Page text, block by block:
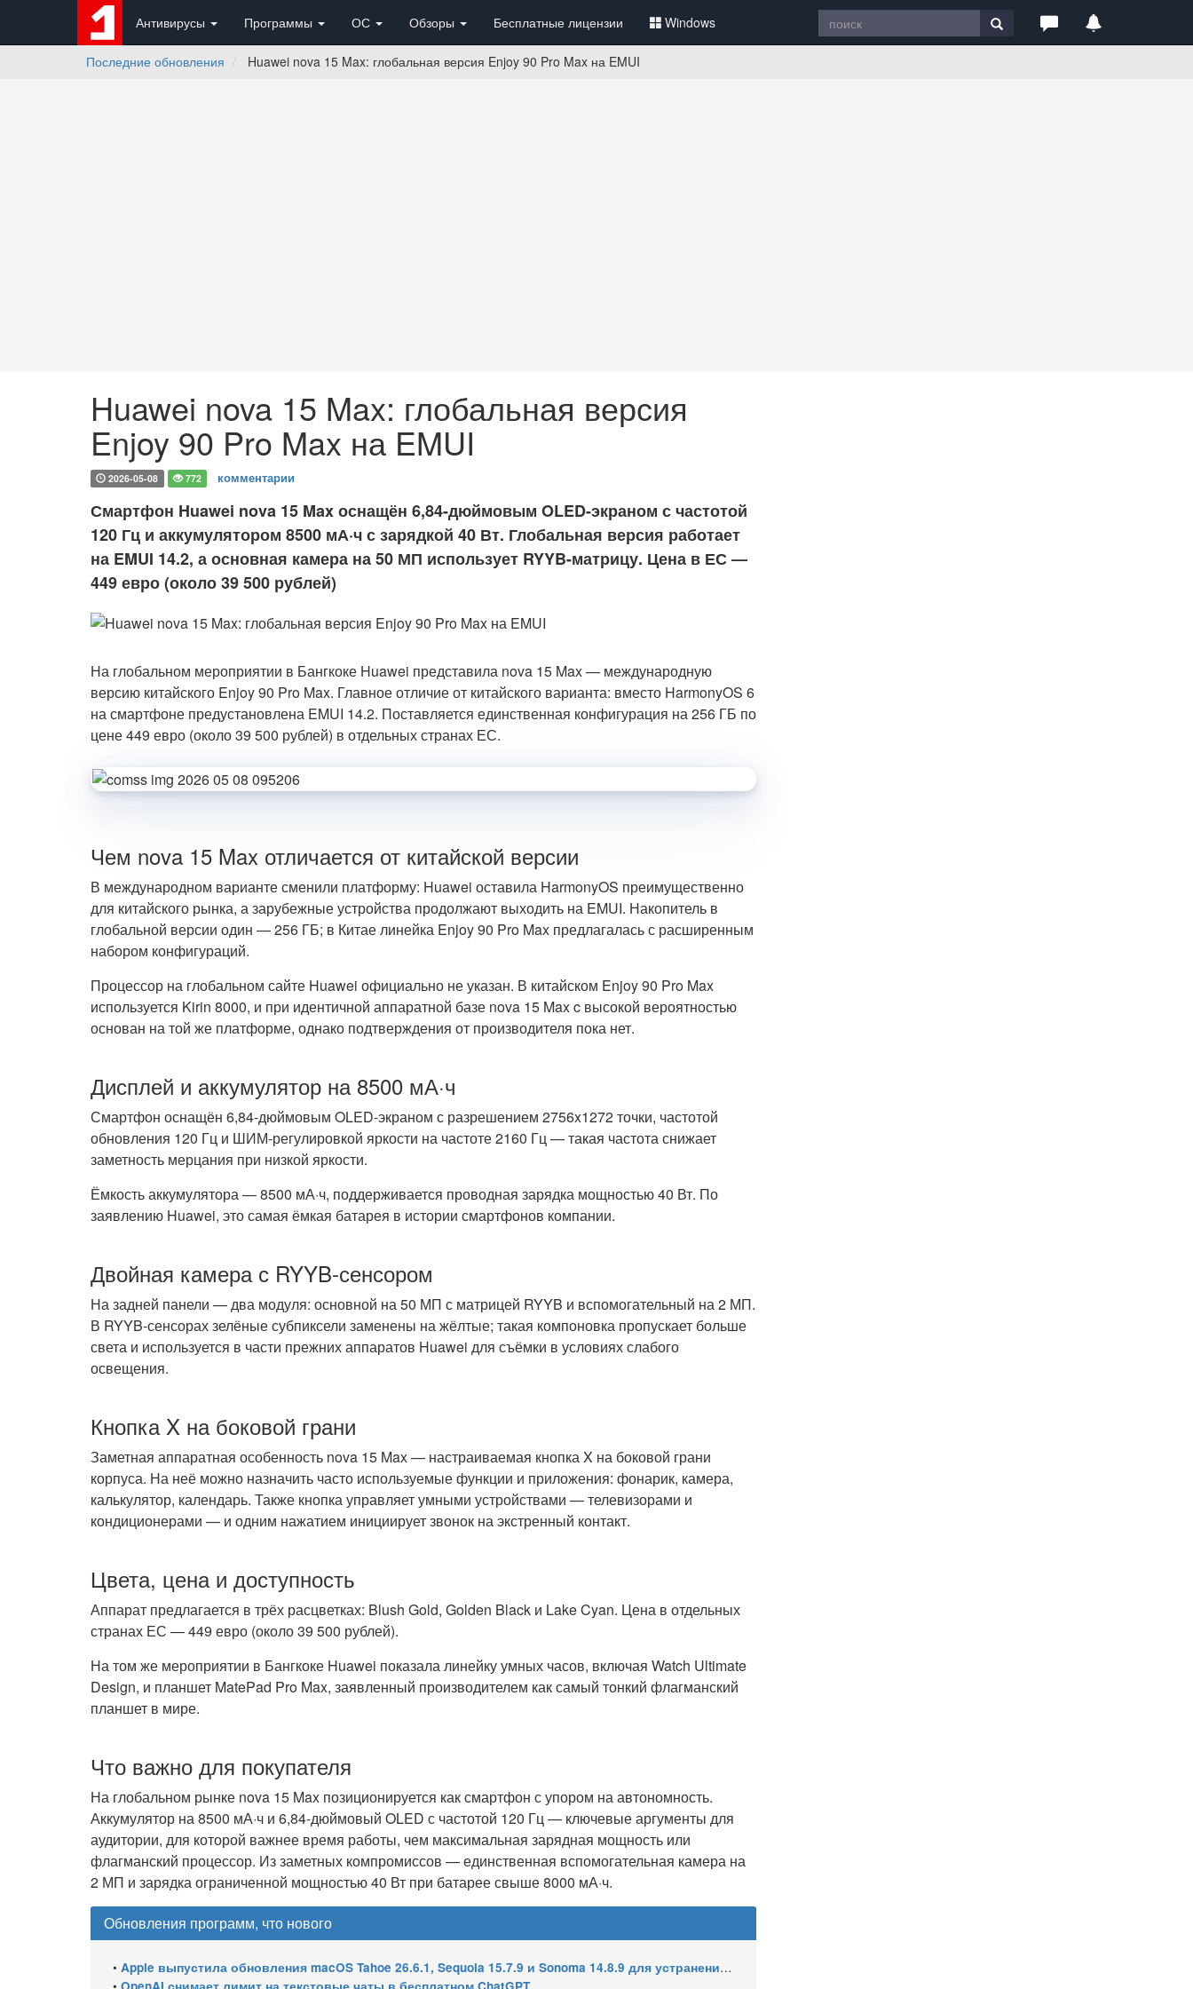
Антивирусы Программы ОС Обзоры Бесплатные лицензии Windows
Последние обновления Huawei nova 15 Max: глобальная версия Enjoy 90 Pro Max на EMUI
Huawei nova 15 Max: глобальная версия
Enjoy 90 Pro Max на EMUI
2026-05-08 772 комментарии
Смартфон Huawei nova 15 Max оснащён 6,84-дюймовым OLED-экраном с частотой
120 Гц и аккумулятором 8500 мА·ч с зарядкой 40 Вт. Глобальная версия работает
на EMUI 14.2, а основная камера на 50 МП использует RYYB-матрицу. Цена в ЕС —
449 евро (около 39 500 рублей)
На глобальном мероприятии в Бангкоке Huawei представила nova 15 Max — международную
версию китайского Enjoy 90 Pro Max. Главное отличие от китайского варианта: вместо HarmonyOS 6
на смартфоне предустановлена EMUI 14.2. Поставляется единственная конфигурация на 256 ГБ по
цене 449 евро (около 39 500 рублей) в отдельных странах ЕС.
Чем nova 15 Max отличается от китайской версии
В международном варианте сменили платформу: Huawei оставила HarmonyOS преимущественно
для китайского рынка, а зарубежные устройства продолжают выходить на EMUI. Накопитель в
глобальной версии один — 256 ГБ; в Китае линейка Enjoy 90 Pro Max предлагалась с расширенным
набором конфигураций.
Процессор на глобальном сайте Huawei официально не указан. В китайском Enjoy 90 Pro Max
используется Kirin 8000, и при идентичной аппаратной базе nova 15 Max c высокой вероятностью
основан на той же платформе, однако подтверждения от производителя пока нет.
Дисплей и аккумулятор на 8500 мА·ч
Смартфон оснащён 6,84-дюймовым OLED-экраном с разрешением 2756x1272 точки, частотой
обновления 120 Гц и ШИМ-регулировкой яркости на частоте 2160 Гц — такая частота снижает
заметность мерцания при низкой яркости.
Ёмкость аккумулятора — 8500 мА·ч, поддерживается проводная зарядка мощностью 40 Вт. По
заявлению Huawei, это самая ёмкая батарея в истории смартфонов компании.
Двойная камера с RYYB-сенсором
На задней панели — два модуля: основной на 50 МП с матрицей RYYB и вспомогательный на 2 МП.
В RYYB-сенсорах зелёные субпиксели заменены на жёлтые; такая компоновка пропускает больше
света и используется в части прежних аппаратов Huawei для съёмки в условиях слабого
освещения.
Кнопка X на боковой грани
Заметная аппаратная особенность nova 15 Max — настраиваемая кнопка X на боковой грани
корпуса. На неё можно назначить часто используемые функции и приложения: фонарик, камера,
калькулятор, календарь. Также кнопка управляет умными устройствами — телевизорами и
кондиционерами — и одним нажатием инициирует звонок на экстренный контакт.
Цвета, цена и доступность
Аппарат предлагается в трёх расцветках: Blush Gold, Golden Black и Lake Cyan. Цена в отдельных
странах ЕС — 449 евро (около 39 500 рублей).
На том же мероприятии в Бангкоке Huawei показала линейку умных часов, включая Watch Ultimate
Design, и планшет MatePad Pro Max, заявленный производителем как самый тонкий флагманский
планшет в мире.
Что важно для покупателя
На глобальном рынке nova 15 Max позиционируется как смартфон с упором на автономность.
Аккумулятор на 8500 мА·ч и 6,84-дюймовый OLED с частотой 120 Гц — ключевые аргументы для
аудитории, для которой важнее время работы, чем максимальная зарядная мощность или
флагманский процессор. Из заметных компромиссов — единственная вспомогательная камера на
2 МП и зарядка ограниченной мощностью 40 Вт при батарее свыше 8000 мА·ч.
Обновления программ, что нового
• Apple выпустила обновления macOS Tahoe 26.6.1, Sequoia 15.7.9 и Sonoma 14.8.9 для устранения уязвимости общего доступа к экрану
•